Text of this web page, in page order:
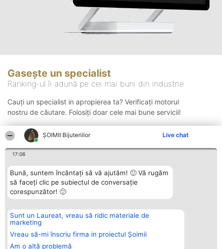
ŞOIMII Bijuteriilor Live chat
17:06
Bună, suntem încântați să vă ajutăm! 🙂 Vă rugăm
să faceți clic pe subiectul de conversație
corespunzător! 🙂
Sunt un Laureat, vreau să ridic materiale de
marketing
Vreau să-mi înscriu firma in proiectul Șoimii
Am o altă problemă
Gasește un specialist
Ranking-ul îi adună pe cei mai buni din industrie
Cauți un specialist in apropierea ta? Verificați motorul
nostru de căutare. Folosiți doar cele mai bune servicii!
Organizator Ranking
BRIGHT SOLUTIONS BR SRL
Aleea Timisul De Sus 2 Bl. A30
Sc. A Et. 4 Ap. 13 Cod 061952
București
Plebiscyt
Lista Tuturor
Laureaților
Contact